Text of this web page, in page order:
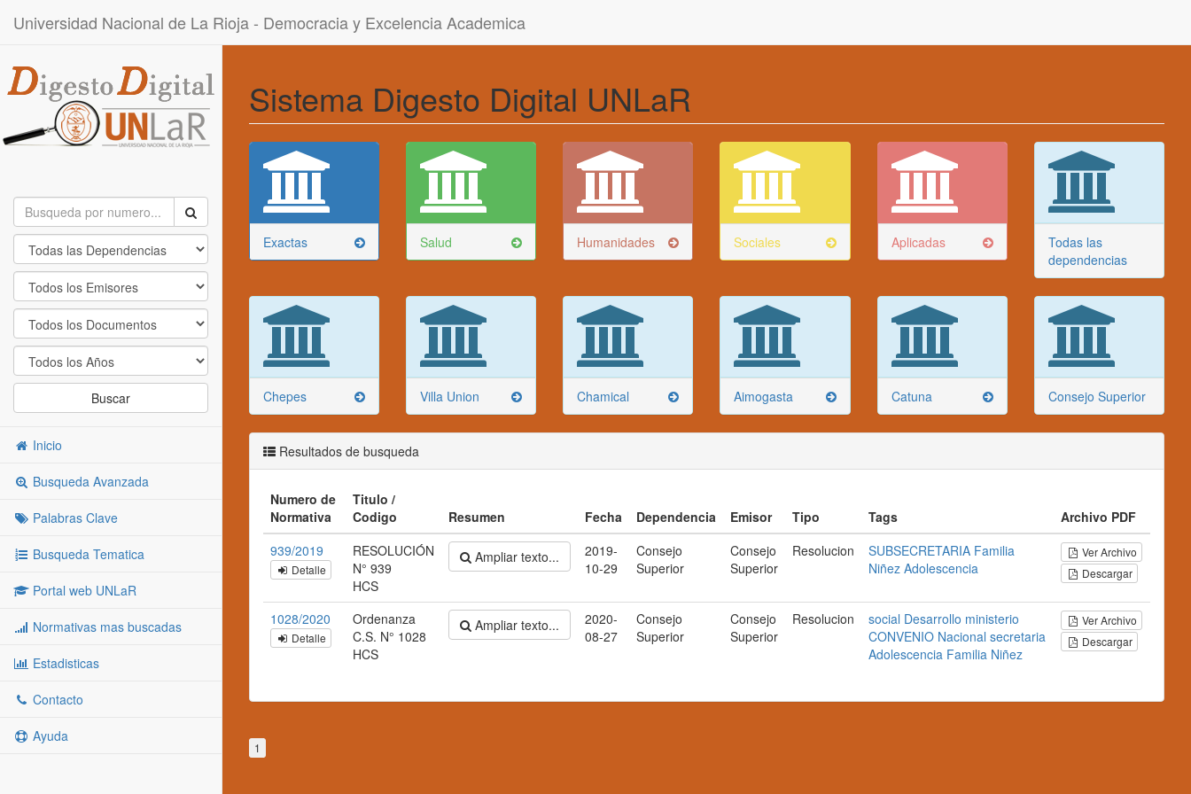
Universidad Nacional de La Rioja - Democracia y Excelencia Academica
Buscar
Inicio
Busqueda Avanzada
Palabras Clave
Busqueda Tematica
Portal web UNLaR
Normativas mas buscadas
Estadisticas
Contacto
Ayuda
Sistema Digesto Digital UNLaR
Exactas Salud Humanidades Sociales Aplicadas
Todas las
dependencias
Chepes Villa Union Chamical Aimogasta Catuna Consejo Superior
Resultados de busqueda
Numero de
Normativa
Titulo /
Codigo
Resumen Fecha Dependencia Emisor Tipo Tags
Archivo PDF
939/2019
Detalle
RESOLUCIÓN
N° 939
HCS
Ampliar texto...
2019-
10-29
Consejo
Superior
Consejo
Superior
Resolucion SUBSECRETARIA Familia
Niñez Adolescencia
Ver Archivo
Descargar
1028/2020
Detalle
Ordenanza
C.S. N° 1028
HCS
Ampliar texto...
2020-
08-27
Consejo
Superior
Consejo
Superior
Resolucion social Desarrollo ministerio
CONVENIO Nacional secretaria
Adolescencia Familia Niñez
Ver Archivo
Descargar
1